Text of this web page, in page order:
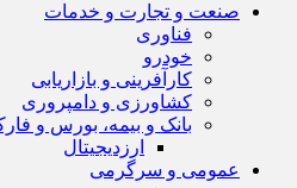
صنعت و تجارت و خدمات
فناوری
خودرو
کارآفرینی و بازاریابی
کشاورزی و دامپروری
بانک و بیمه، بورس و
ارزدیجیتال
عمومی و سرگرمی